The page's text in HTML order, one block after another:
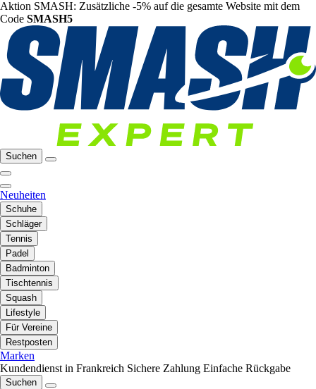
Aktion SMASH: Zusätzliche -5% auf die gesamte Website mit dem
Code SMASH5
Suchen
Neuheiten
Schuhe
Schläger
Tennis
Padel
Badminton
Tischtennis
Squash
Lifestyle
Für Vereine
Restposten
Marken
Kundendienst in Frankreich Sichere Zahlung Einfache Rückgabe
Suchen